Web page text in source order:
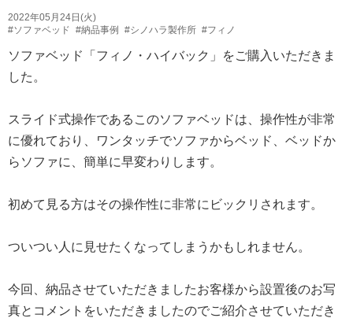
2022年05月24日(火)
#ソファベッド #納品事例 #シノハラ製作所 #フィノ
ソファベッド「フィノ・ハイバック」をご購入いただきま
した。
スライド式操作であるこのソファベッドは、操作性が非常
に優れており、ワンタッチでソファからベッド、ベッドか
らソファに、簡単に早変わりします。
初めて見る方はその操作性に非常にビックリされます。
ついつい人に見せたくなってしまうかもしれません。
今回、納品させていただきましたお客様から設置後のお写
真とコメントをいただきましたのでご紹介させていただき